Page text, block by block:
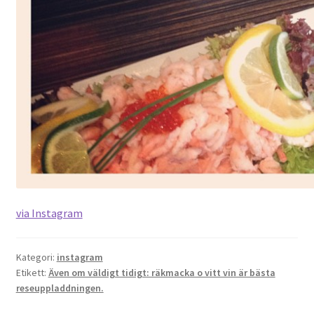
via Instagram
Kategori: instagram
Etikett: Även om väldigt tidigt: räkmacka o vitt vin är bästa
reseuppladdningen.